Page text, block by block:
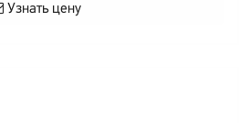
Узнать цену